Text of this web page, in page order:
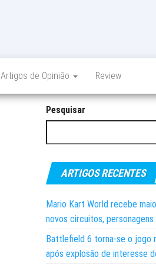
Artigos de Opinião Review
Pesquisar
ARTIGOS RECENTES
Mario Kart World recebe
novos circuitos,
Battlefield 6 torna-se o jogo
após explosão de interesse